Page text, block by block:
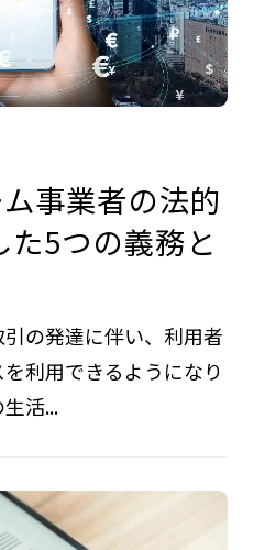
事業者の法的
5つの義務と
の発達に伴い、利用者
利用できるようになり
活...